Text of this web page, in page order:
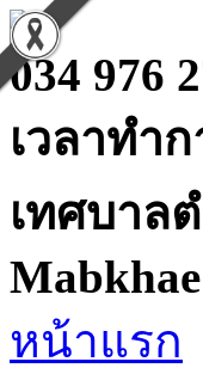
034 976
เวลาทำก
เทศบาล
หน้าแรก